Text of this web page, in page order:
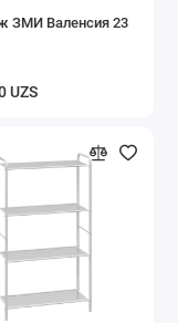
ЗМИ Валенсия 23
UZS